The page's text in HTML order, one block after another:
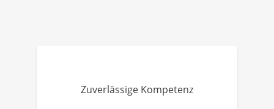
Zuverlässige Kompetenz